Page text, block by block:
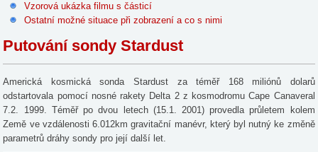
Vzorová ukázka filmu s částicí
Ostatní možné situace při zobrazení a co s nimi
Putování sondy Stardust
Americká kosmická sonda Stardust za téměř 168 miliónů dolarů
odstartovala pomocí nosné rakety Delta 2 z kosmodromu Cape Canaveral
7.2. 1999. Téměř po dvou letech (15.1. 2001) provedla průletem kolem
Země ve vzdálenosti 6.012km gravitační manévr, který byl nutný ke změně
parametrů dráhy sondy pro její další let.